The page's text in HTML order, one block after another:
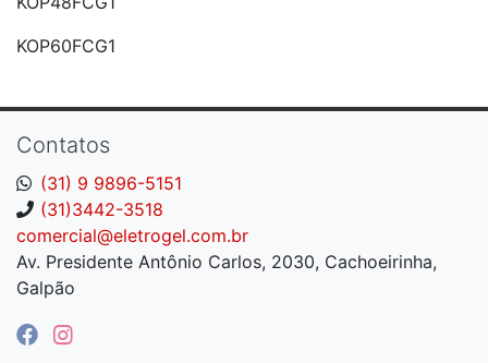
KOP60FCG1
Contatos
(31) 9 9896-5151
(31)3442-3518
comercial@eletrogel.com.br
Av. Presidente Antônio Carlos, 2030, Cachoeirinha,
Galpão